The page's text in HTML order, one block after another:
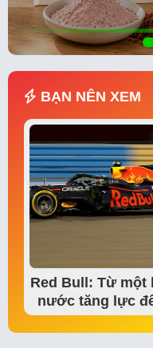
BẠN NÊN XEM
Red Bull: Từ một
nước tăng lực
đế chế thể…